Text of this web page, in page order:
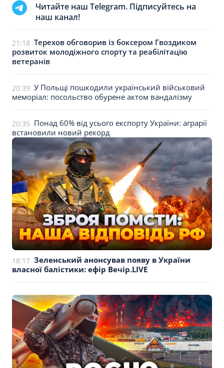
Читайте наш Telegram. Підписуйтесь на
наш канал!
21:18 Терехов обговорив із боксером Гвоздиком
розвиток молодіжного спорту та реабілітацію
ветеранів
20:39 У Польщі пошкодили український військовий
меморіал: посольство обурене актом вандалізму
20:35 Понад 60% від усього експорту України: аграрії
встановили новий рекорд
18:17 Зеленський анонсував появу в України
власної балістики: ефір Вечір.LIVE